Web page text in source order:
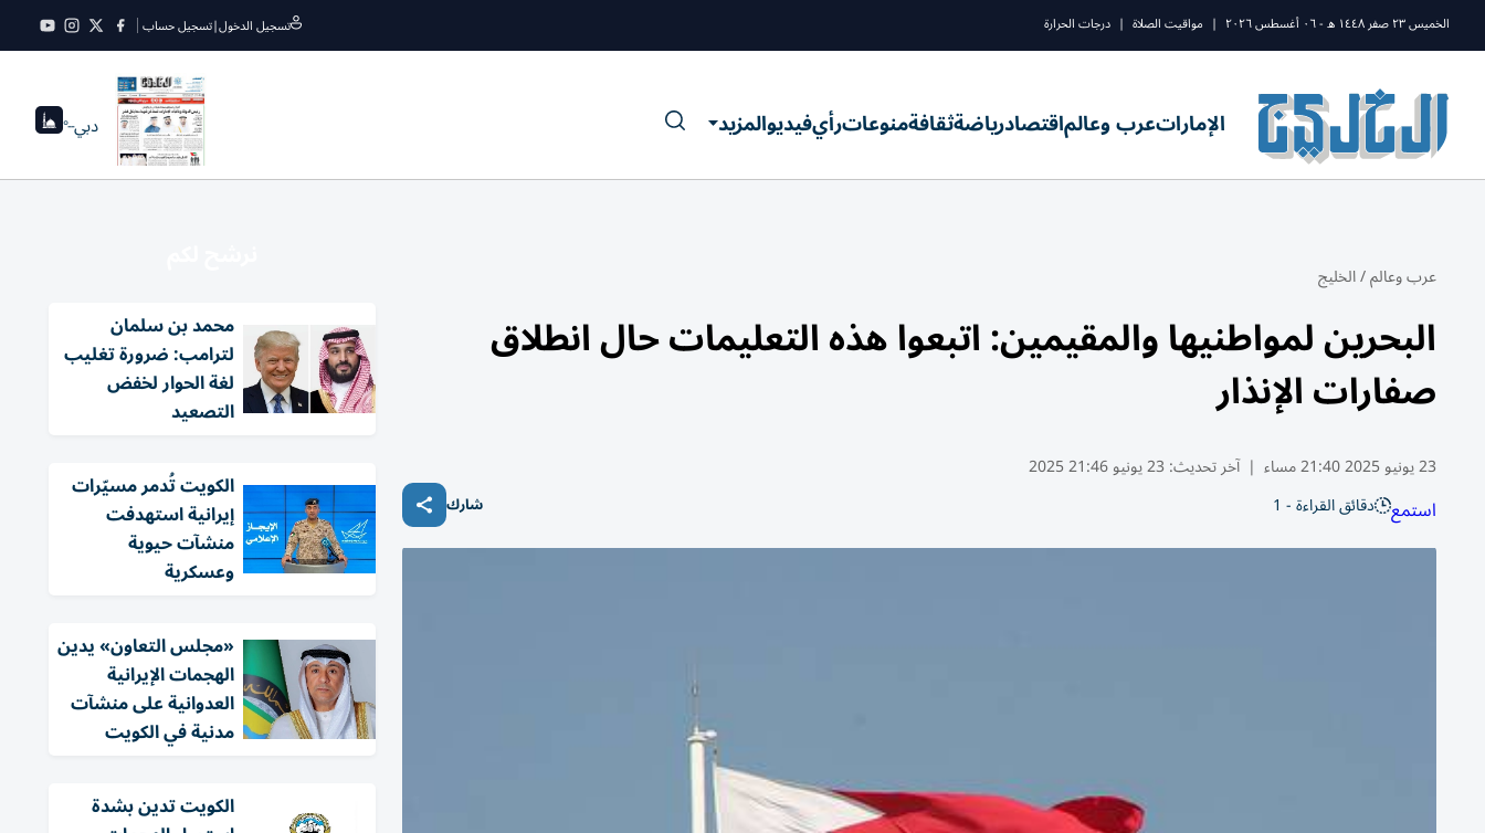
الخميس ٢٣ صفر ١٤٤٨ ه - ٠٦ أغسطس ٢٠٢٦ | مواقيت الصلاة | درجات الحرارة تسجيل الدخول|تسجيل حساب
الإماراتعرب وعالماقتصادرياضةثقافةمنوعاترأيفيديوالمزيد دبي--°
عرب وعالم/الخليج
البحرين لمواطنيها والمقيمين: اتبعوا هذه التعليمات حال انطلاق
صفارات الإنذار
23 يونيو 2025 21:40 مساء | آخر تحديث: 23 يونيو 21:46 2025
استمع دقائق القراءة - 1 شارك
محمد بن سلمان
لترامب: ضرورة تغليب
لغة الحوار لخفض
التصعيد
الكويت تُدمر مسيّرات
إيرانية استهدفت
منشآت حيوية
وعسكرية
«مجلس التعاون» يدين
الهجمات الإيرانية
العدوانية على منشآت
مدنية في الكويت
الكويت تدين بشدة